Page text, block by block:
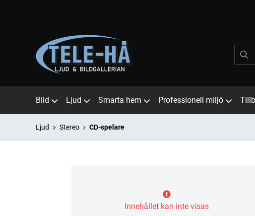
Bild Ljud Smarta hem Professionell miljö
Ljud Stereo CD-spelare
Innehållet kan inte visas